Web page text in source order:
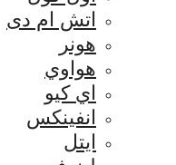
اتش ام دى
هونر
هواوي
اي كيو
انفينكس
ايتل